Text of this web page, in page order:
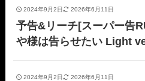
2024年9月2日 2026年6月11日
予告&リーチ[スーパー告
や様は告らせたい Light
2024年9月2日 2026年6月11日